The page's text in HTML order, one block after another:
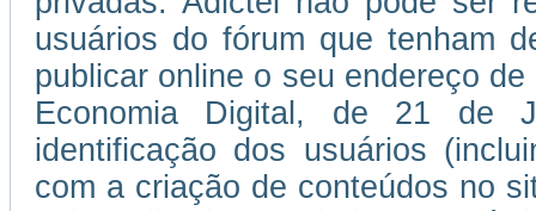
usuários do fórum que tenham
publicar online o seu endereço
Economia Digital, de 21 de
identificação dos usuários
com a criação de conteúdos no